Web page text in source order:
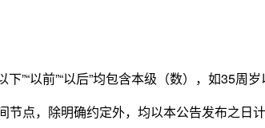
”“以前”“以后”均包含本级（数），如35周
点，除明确约定外，均以本公告发布之日计